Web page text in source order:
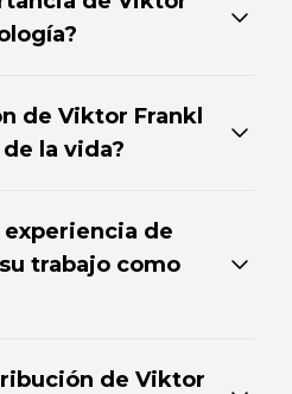
de Viktor Frankl
la vida?
experiencia de
trabajo como
de Viktor